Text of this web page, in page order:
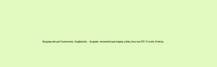
Εγγραφείτε για Γεωπονικές Συμβουλές - Δωρεάν αποστολή για παραγγελίες άνω των 100 € εντός Αττικής